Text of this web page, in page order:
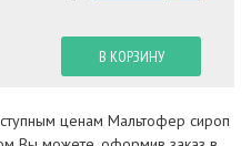
В КОРЗИНУ
ценам Мальтофер сироп